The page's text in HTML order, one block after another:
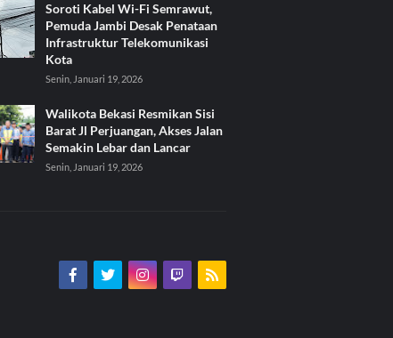
Soroti Kabel Wi-Fi Semrawut,
Pemuda Jambi Desak Penataan
Infrastruktur Telekomunikasi
Kota
Senin, Januari 19, 2026
Walikota Bekasi Resmikan Sisi
Barat Jl Perjuangan, Akses Jalan
Semakin Lebar dan Lancar
Senin, Januari 19, 2026